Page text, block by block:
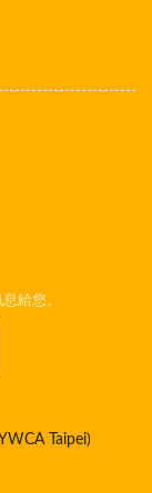
給您。
Taipei)